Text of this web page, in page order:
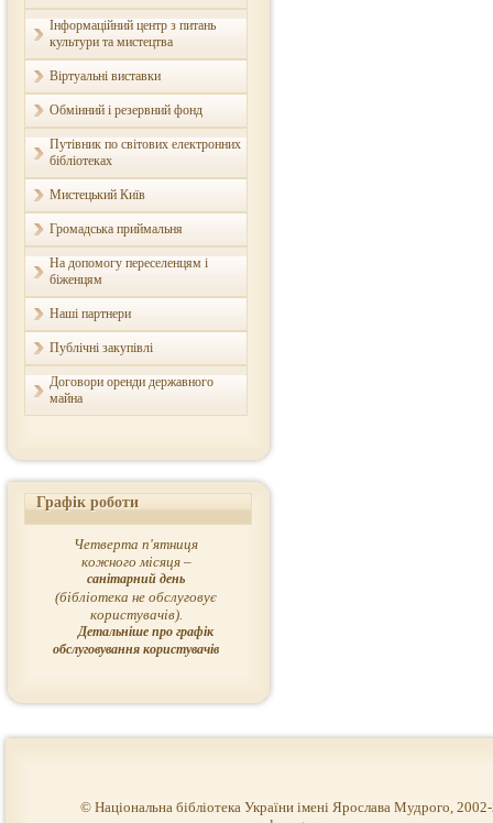
Інформаційний центр з питань
культури та мистецтва
Віртуальні виставки
Обмінний і резервний фонд
Путівник по світових електронних
бібліотеках
Мистецький Київ
Громадська приймальня
На допомогу переселенцям і
біженцям
Наші партнери
Публічні закупівлі
Договори оренди державного
майна
Графік роботи
Четверта п'ятниця
кожного місяця –
санітарний день
(бібліотека не обслуговує
користувачів).
Детальніше про графік
обслуговування користувачів
© Національна бібліотека України імені Ярослава Мудрого,